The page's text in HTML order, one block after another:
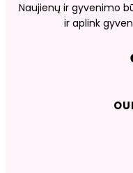
Naujienų ir gyvenimo
ir aplink